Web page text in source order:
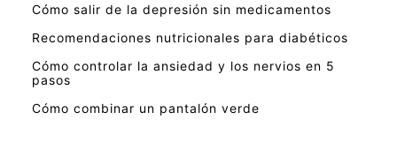
Cómo salir de la depresión sin medicamentos
Recomendaciones nutricionales para diabéticos
Cómo controlar la ansiedad y los nervios en 5
pasos
Cómo combinar un pantalón verde